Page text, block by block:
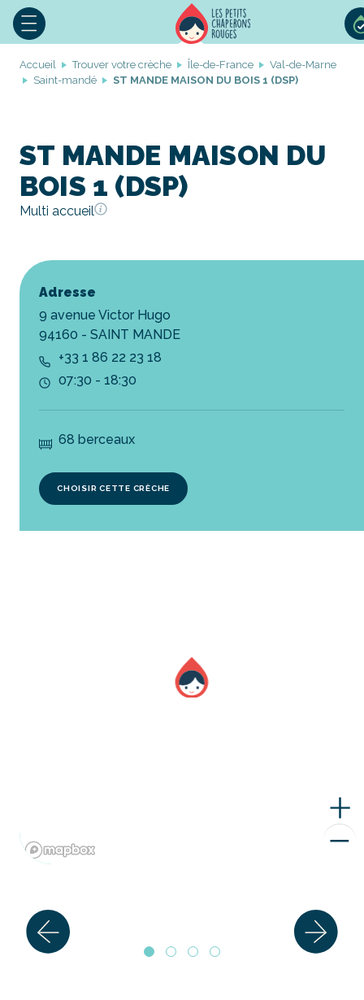
Accueil Trouver votre crèche Île-de-France
Val-de-Marne
Saint-mandé
ST MANDE MAISON DU BOIS 1 (DSP)
ST MANDE MAISON DU
BOIS 1 (DSP)
Multi accueil
Adresse
9 avenue Victor Hugo
94160 - SAINT MANDE
+33 1 86 22 23 18
07:30 - 18:30
68 berceaux
CHOISIR CETTE CRÈCHE